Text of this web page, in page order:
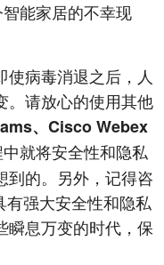
能家居的不幸现
使病毒消退之后，人
。请放心的使用其他
、Cisco Webex
就将安全性和隐私
到的。另外，记得咨
强大安全性和隐私
瞬息万变的时代，保